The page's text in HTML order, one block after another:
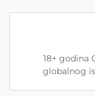
18+ godina
globalnog